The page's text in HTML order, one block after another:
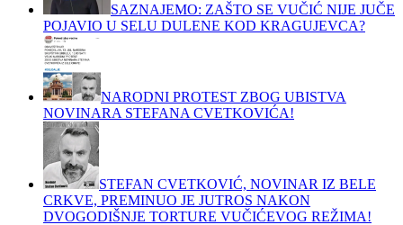
SAZNAJEMO: ZAŠTO SE VUČIĆ NIJE JUČE
POJAVIO U SELU DULENE KOD KRAGUJEVCA?
NARODNI PROTEST ZBOG UBISTVA
NOVINARA STEFANA CVETKOVIĆA!
STEFAN CVETKOVIĆ, NOVINAR IZ BELE
CRKVE, PREMINUO JE JUTROS NAKON
DVOGODIŠNJE TORTURE VUČIĆEVOG REŽIMA!